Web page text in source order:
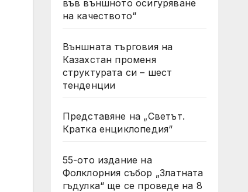
във външното осигуряване
на качеството“
Външната търговия на
Казахстан променя
структурата си – шест
тенденции
Представяне на „Светът.
Кратка енциклопедия“
55-ото издание на
Фолклорния събор „Златната
гъдулка“ ще се проведе на 8